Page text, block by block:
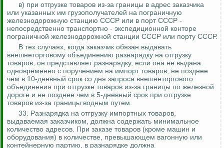
в) при отгрузке товаров из-за границы в адрес заказчика
или указанных им грузополучателей на пограничную
железнодорожную станцию СССР или в порт СССР -
непосредственно транспортно - экспедиционной конторе
пограничной железнодорожной станции СССР или порту СССР.
В тех случаях, когда заказчик обязан выдавать
внешнеторговому объединению разнарядку на отгрузку
товаров, он представляет разнарядку, если она не выдана
одновременно с поручением на импорт товаров, не позднее
чем в 10-дневный срок со дня запроса внешнеторгового
объединения при отгрузке товаров из-за границы по железной
дороге и не позднее чем в 5-дневный срок при отгрузке
товаров из-за границы водным путем.
33. Разнарядка на отгрузку импортных товаров,
выдаваемая заказчиком, должна содержать минимальное
количество адресов. При заказе товаров (кроме машин и
оборудования) в количестве, превышающем вагонную или
контейнерную партию, в разнарядке должна